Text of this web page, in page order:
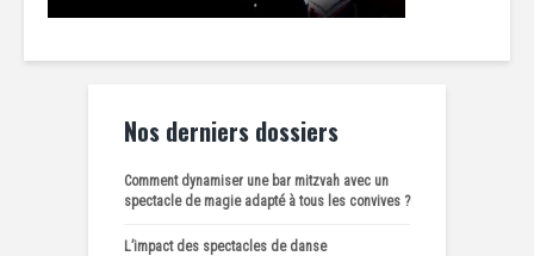
Nos derniers dossiers
Comment dynamiser une bar mitzvah avec un
spectacle de magie adapté à tous les convives ?
L’impact des spectacles de danse